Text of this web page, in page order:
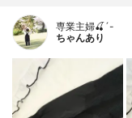
専業主婦🍒´-
ちゃんあり